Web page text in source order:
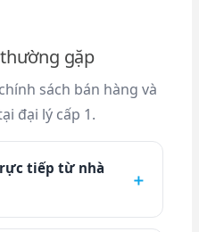
gặp
sách bán hàng và
đại lý cấp 1.
tiếp từ nhà